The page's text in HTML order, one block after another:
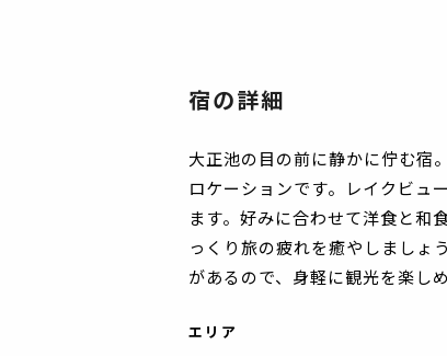
宿の詳細
大正池の目の前に静かに佇む宿
ロケーションです。レイクビュ
ます。好みに合わせて洋食と和
っくり旅の疲れを癒やしましょ
があるので、身軽に観光を楽し
エリア